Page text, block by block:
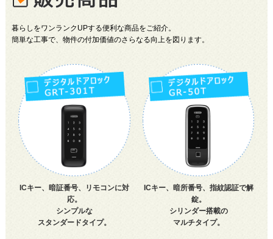
暮らしをワンランクUPする便利な商品をご紹介。
簡単な工事で、物件の付加価値のさらなる向上を図ります。
ICキー、暗証番号、リモコンに対
応。
シンプルな
スタンダードタイプ。
ICキー、暗所番号、指紋認証で解
錠。
シリンダー搭載の
マルチタイプ。